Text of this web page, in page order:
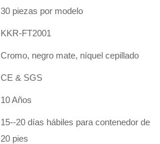
30 piezas por modelo
KKR-FT2001
Cromo, negro mate, níquel cepillado
CE & SGS
10 Años
15--20 días hábiles para contenedor de
20 pies